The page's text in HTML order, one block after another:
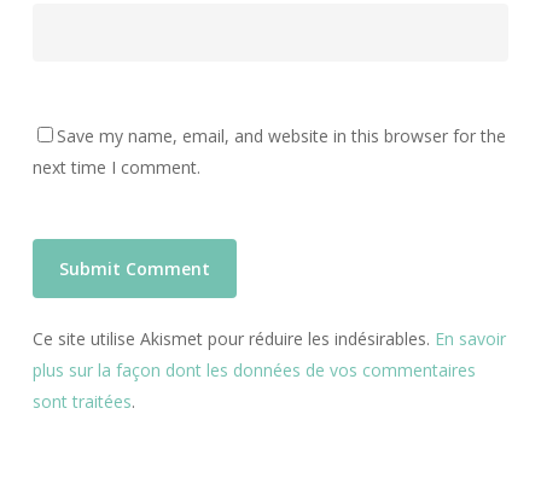
Save my name, email, and website in this browser for the
next time I comment.
Ce site utilise Akismet pour réduire les indésirables. En savoir
plus sur la façon dont les données de vos commentaires
sont traitées.